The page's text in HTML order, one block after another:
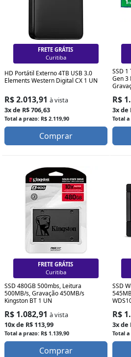
FRETE GRÁTIS
Curitiba
HD Portátil Externo 4TB USB 3.0
Elements Western Digital CX 1 UN
R$ 2.013,91 à vista
3x de R$ 706,63
Total a prazo: R$ 2.119,90
Comprar
SSD 1
Gen 3
R$
3x de
Total a
FRETE GRÁTIS
Curitiba
SSD 480GB 500mbs, Leitura
500MB/s, Gravação 450MB/s
Kingston BT 1 UN
R$ 1.082,91 à vista
10x de R$ 113,99
Total a prazo: R$ 1.139,90
Comprar
SSD
R$
3x de
Total a